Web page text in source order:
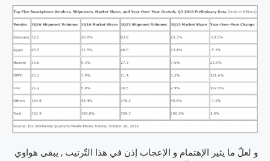
و لعلّ ما يثير الإهتمام و الإعجاب إذن في هذا التّرتيب , يبقى هواوي